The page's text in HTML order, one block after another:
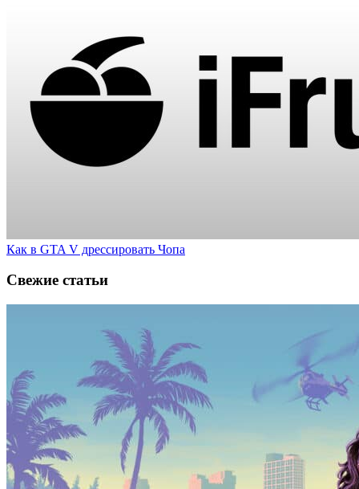
Как в GTA V дрессировать Чопа
Свежие статьи